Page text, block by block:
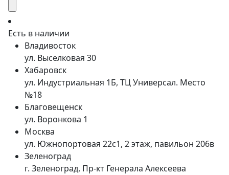
Есть в наличии
Владивосток
ул. Выселковая 30
Хабаровск
ул. Индустриальная 1Б, ТЦ Универсал. Место
№18
Благовещенск
ул. Воронкова 1
Москва
ул. Южнопортовая 22с1, 2 этаж, павильон 206в
Зеленоград
г. Зеленоград, Пр-кт Генерала Алексеева